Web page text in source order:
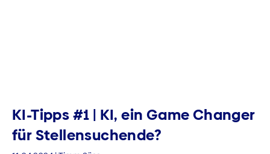
KI-Tipps #1 | KI, ein Game Changer
für Stellensuchende?